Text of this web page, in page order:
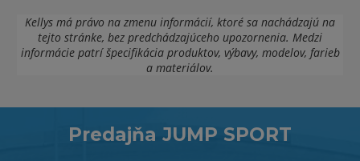
Kellys má právo na zmenu informácií, ktoré sa nachádzajú na
tejto stránke, bez predchádzajúceho upozornenia. Medzi
informácie patrí špecifikácia produktov, výbavy, modelov, farieb
a materiálov.
Predajňa JUMP SPORT